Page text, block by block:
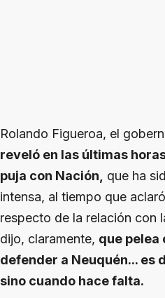
Rolando Figueroa, el
reveló en las últimas
puja con Nación, que ha
intensa, al tiempo que
respecto de la relación con
dijo, claramente, que pelea
defender a Neuquén... es
sino cuando hace falta.